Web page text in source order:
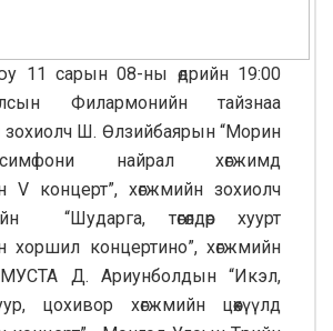
11 сарын 08-ны өдрийн 19:00
Филармонийн тайзнаа
зохиолч Ш. Өлзийбаярын “Морин
найрал хөгжимд
V концерт”, хөгжмийн зохиолч
“Шударга, төгөлдөр хуурт
хоршил концертино”, хөгжмийн
МУСТА Д. Ариунболдын “Икэл,
цохивор хөгжмийн цөөхүүлд